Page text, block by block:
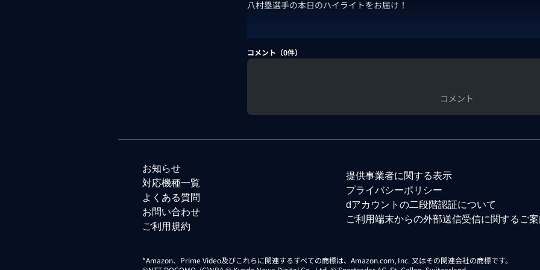
八村塁選手の本日のハイライトをお届け！
コメント（0件）
コメント
お知らせ
対応機種一覧
よくある質問
お問い合わせ
ご利用規約
提供事業者に関する表示
プライバシーポリシー
dアカウントの二段階認証について
ご利用端末からの外部送信受信に関するご案
*Amazon、Prime Video及びこれらに関連するすべての商標は、Amazon.com, Inc. 又はその関連会社の商標です。